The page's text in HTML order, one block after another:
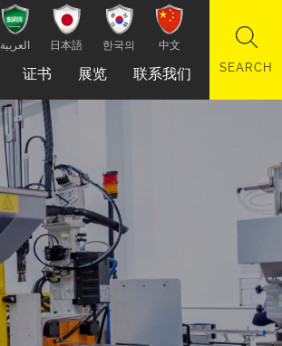
العربية 日本語 한국의 中文
证书 展览 联系我们